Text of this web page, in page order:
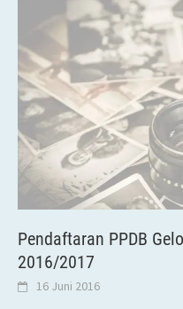
Pendaftaran PPDB
2016/2017
16 Juni 2016